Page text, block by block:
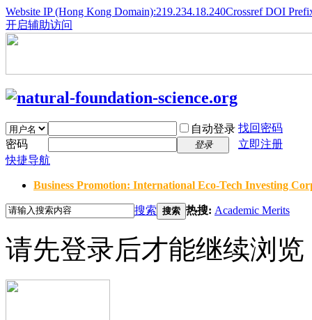
Website IP (Hong Kong Domain):219.234.18.240Crossref DOI
开启辅助访问
自动登录 找回密码
密码
登录
立即注册
快捷导航
Business Promotion: International Eco-Tech Investing
搜索 搜索 热搜: Academic Merits
请先登录后才能继续浏览